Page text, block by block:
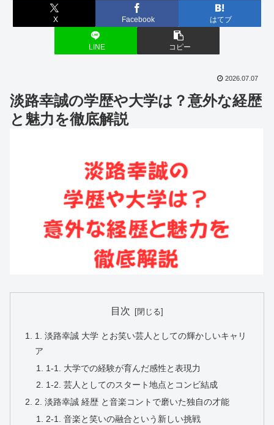
X Facebook はてブ
LINE コピー
2026.07.07
淡路幸誠の学歴や大学は？意外な経歴
と魅力を徹底解説
目次
1. 淡路幸誠 大学 とお笑い芸人としての輝かしいキャリ
ア
1-1. 大学での経験が育んだ感性と表現力
1-2. 芸人としてのスタート地点とコンビ結成
2. 淡路幸誠 経歴 と音楽コントで磨いた独自の才能
2-1. 音楽と笑いの融合という新しい挑戦